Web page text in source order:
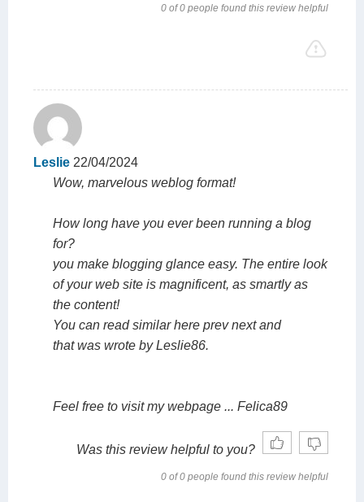
0 of 0 people found this review helpful
Leslie 22/04/2024
Wow, marvelous weblog format!
How long have you ever been running a blog
for?
you make blogging glance easy. The entire look
of your web site is magnificent, as smartly as
the content!
You can read similar here prev next and
that was wrote by Leslie86.
Feel free to visit my webpage ... Felica89
Was this review helpful to you?
0 of 0 people found this review helpful